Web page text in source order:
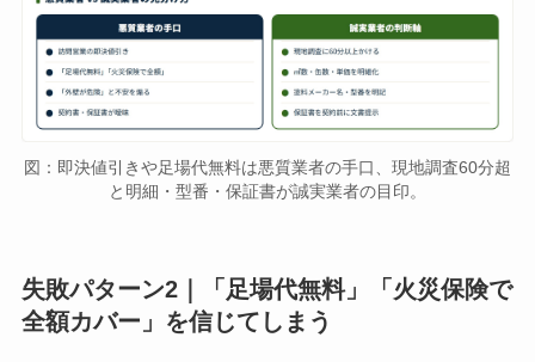
図：即決値引きや足場代無料は悪質業者の手口、現地調査60分超
と明細・型番・保証書が誠実業者の目印。
失敗パターン2｜「足場代無料」「火災保険で
全額カバー」を信じてしまう